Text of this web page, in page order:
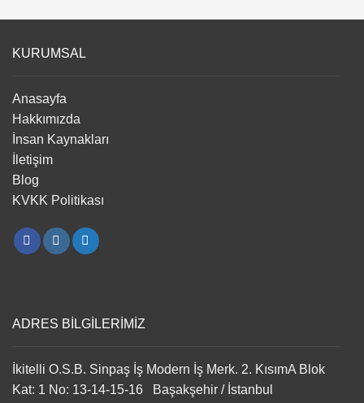
KURUMSAL
Anasayfa
Hakkımızda
İnsan Kaynakları
İletişim
Blog
KVKK Politikası
ADRES BİLGİLERİMİZ
İkitelli O.S.B. Sinpaş İş Modern İş Merk. 2. KısımA Blok
Kat: 1 No: 13-14-15-16 Başakşehir / İstanbul